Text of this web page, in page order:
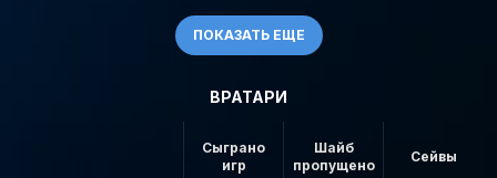
ПОКАЗАТЬ ЕЩЕ
ВРАТАРИ
Сыграно
игр
Шайб
пропущено
Сейвы